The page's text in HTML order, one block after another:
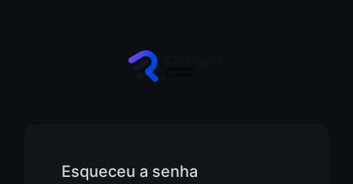
Esqueceu a senha